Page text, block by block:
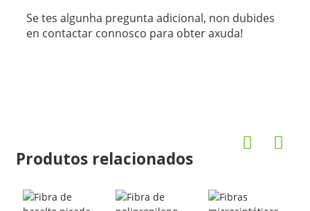
Se tes algunha pregunta adicional, non dubides
en contactar connosco para obter axuda!
Produtos relacionados